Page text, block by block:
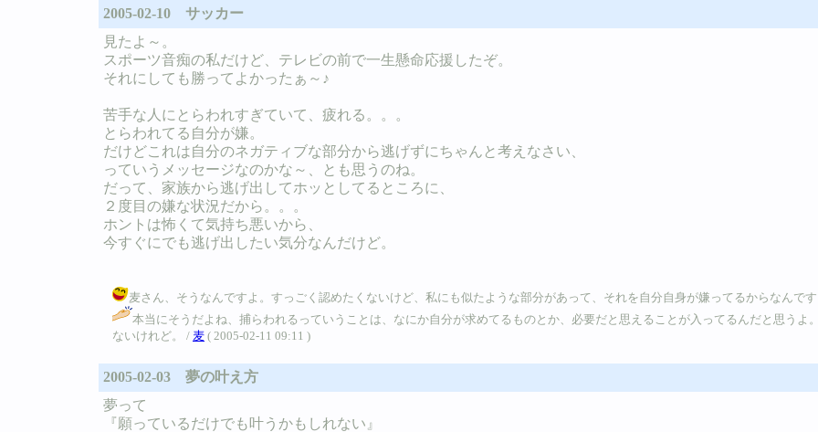
2005-02-10 サッカー
見たよ～。
スポーツ音痴の私だけど、テレビの前で一生懸命応援したぞ。
それにしても勝ってよかったぁ～♪
苦手な人にとらわれすぎていて、疲れる。。。
とらわれてる自分が嫌。
だけどこれは自分のネガティブな部分から逃げずにちゃんと考えなさい、
っていうメッセージなのかな～、とも思うのね。
だって、家族から逃げ出してホッとしてるところに、
２度目の嫌な状況だから。。。
ホントは怖くて気持ち悪いから、
今すぐにでも逃げ出したい気分なんだけど。
麦さん、そうなんですよ。すっごく認めたくないけど、私にも似たような部分があって、それを自分自身が嫌ってるからなんで
本当にそうだよね、捕らわれるっていうことは、なにか自分が求めてるものとか、必要だと思えることが入ってるんだと思う
ないけれど。 / 麦 ( 2005-02-11 09:11 )
2005-02-03 夢の叶え方
夢って
『願っているだけでも叶うかもしれない』